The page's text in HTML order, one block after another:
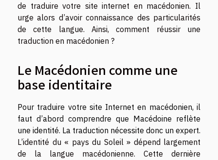
de traduire votre site internet en macédonien. Il
urge alors d’avoir connaissance des particularités
de cette langue. Ainsi, comment réussir une
traduction en macédonien ?
Le Macédonien comme une
base identitaire
Pour traduire votre site Internet en macédonien, il
faut d’abord comprendre que Macédoine reflète
une identité. La traduction nécessite donc un expert.
L’identité du « pays du Soleil » dépend largement
de la langue macédonienne. Cette dernière